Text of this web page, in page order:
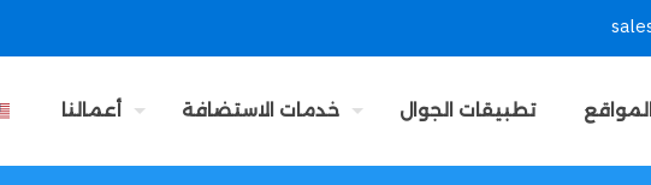
تطبيقات الجوال خدمات الاستضافة أعمالنا